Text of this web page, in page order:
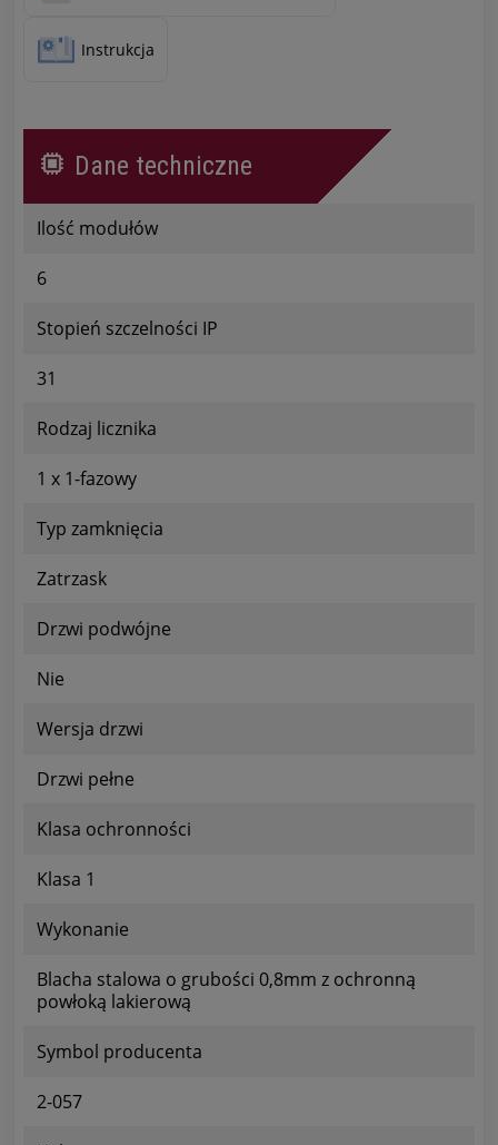
Instrukcja
Dane techniczne
Ilość modułów
6
Stopień szczelności IP
31
Rodzaj licznika
1 x 1-fazowy
Typ zamknięcia
Zatrzask
Drzwi podwójne
Nie
Wersja drzwi
Drzwi pełne
Klasa ochronności
Klasa 1
Wykonanie
Blacha stalowa o grubości 0,8mm z ochronną
powłoką lakierową
Symbol producenta
2-057